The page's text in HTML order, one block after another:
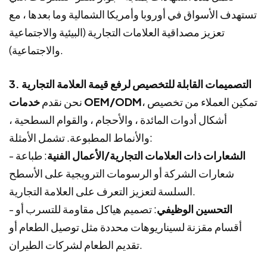
تستهدف الأسواق في أوروبا وأمريكا الشمالية وما بعدها ، مع
تعزيز مصداقية العلامات التجارية (البيئية والاجتماعية
والاجتماعية).
3. التصميمات القابلة للتخصيص لرفع قيمة العلامة التجارية
نحن نقدم خدمات OEM/ODM، تمكين العملاء من تخصيص
أشكال أدوات المائدة ، والأحجام ، والقوام السطحية ،
والأنماط المطبوعة. تشمل الأمثلة:
-
الشعارات ذات العلامات التجارية/الأعمال الفنية: طباعة
شعارات الشركة أو الرسومات الترويجية على الأسطح
السلسة لتعزيز التعرف على العلامة التجارية.
-
التحسين الوظيفي: تصميم هياكل مقاومة للتسرب أو
أقسام مقزنة لسيناريوهات محددة مثل توصيل الطعام أو
تقديم الطعام لشركات الطيران.